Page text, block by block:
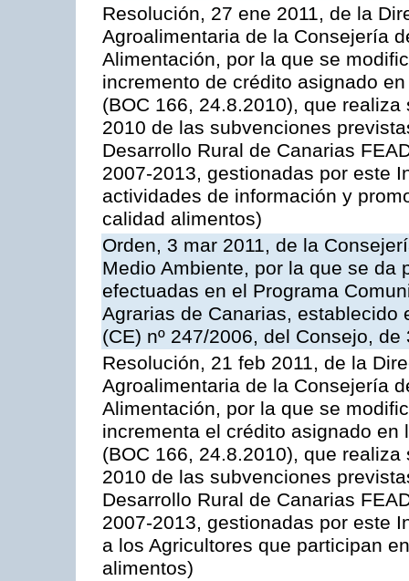
Resolución, 27 ene 2011, de la
Agroalimentaria de la Consejería
Alimentación, por la que se
incremento de crédito asignado
(BOC 166, 24.8.2010), que
2010 de las subvenciones
Desarrollo Rural de Canarias
2007-2013, gestionadas por este
actividades de información y
calidad alimentos)
Orden, 3 mar 2011, de la
Medio Ambiente, por la que se da
efectuadas en el Programa
Agrarias de Canarias,
(CE) nº 247/2006, del Consejo,
Resolución, 21 feb 2011, de la
Agroalimentaria de la Consejería
Alimentación, por la que se
incrementa el crédito asignado
(BOC 166, 24.8.2010), que
2010 de las subvenciones
Desarrollo Rural de Canarias
2007-2013, gestionadas por este
a los Agricultores que participan
alimentos)